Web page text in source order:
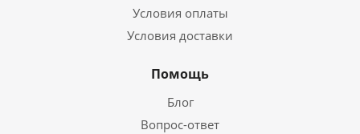
Условия оплаты
Условия доставки
Помощь
Блог
Вопрос-ответ